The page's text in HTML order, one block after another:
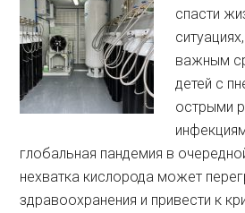
спасти
важным
детей с
острыми
глобальная пандемия в
нехватка кислорода может
здравоохранения и привести к